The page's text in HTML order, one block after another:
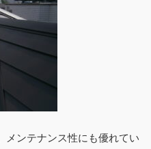
メンテナンス性にも優れてい